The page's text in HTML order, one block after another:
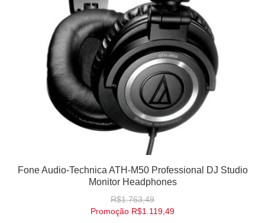
Fone Audio-Technica ATH-M50 Professional DJ Studio
Monitor Headphones
R$1.763,49
Promoção R$1.119,49